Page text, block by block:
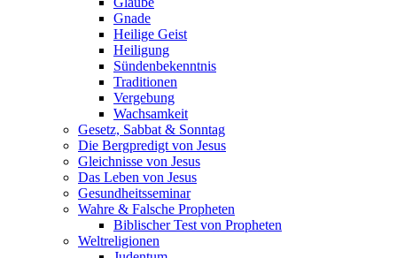
Gnade
Heilige Geist
Heiligung
Sündenbekenntnis
Traditionen
Vergebung
Wachsamkeit
Gesetz, Sabbat & Sonntag
Die Bergpredigt von Jesus
Gleichnisse von Jesus
Das Leben von Jesus
Gesundheitsseminar
Wahre & Falsche Propheten
Biblischer Test von Propheten
Weltreligionen